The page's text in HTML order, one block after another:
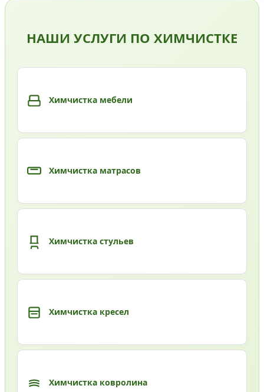
НАШИ УСЛУГИ ПО ХИМЧИСТКЕ
Химчистка мебели
Химчистка матрасов
Химчистка стульев
Химчистка кресел
Химчистка ковролина